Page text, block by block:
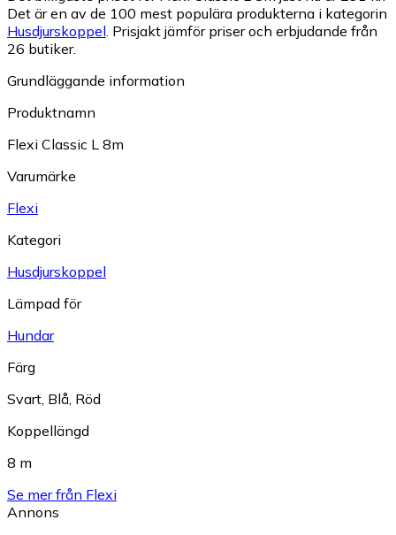
Det är en av de 100 mest populära produkterna i kategorin
Husdjurskoppel. Prisjakt jämför priser och erbjudande från
26 butiker.
Grundläggande information
Produktnamn
Flexi Classic L 8m
Varumärke
Flexi
Kategori
Husdjurskoppel
Lämpad för
Hundar
Färg
Svart, Blå, Röd
Koppellängd
8 m
Se mer från Flexi
Annons